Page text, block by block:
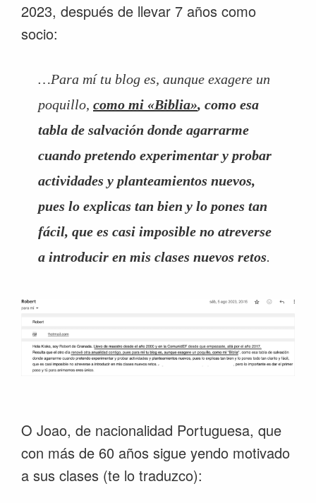
2023, después de llevar 7 años como
socio:
…Para mí tu blog es, aunque exagere un
poquillo, como mi «Biblia», como esa
tabla de salvación donde agarrarme
cuando pretendo experimentar y probar
actividades y planteamientos nuevos,
pues lo explicas tan bien y lo pones tan
fácil, que es casi imposible no atreverse
a introducir en mis clases nuevos retos.
O Joao, de nacionalidad Portuguesa, que
con más de 60 años sigue yendo motivado
a sus clases (te lo traduzco):